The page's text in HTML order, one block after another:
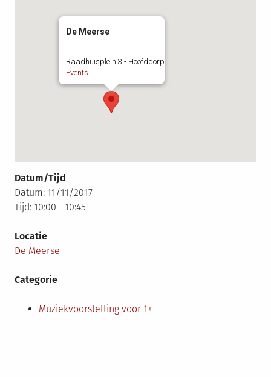
De Meerse
Raadhuisplein 3 - Hoofddorp
Events
Datum/Tijd
Datum: 11/11/2017
Tijd: 10:00 - 10:45
Locatie
De Meerse
Categorie
Muziekvoorstelling voor 1+